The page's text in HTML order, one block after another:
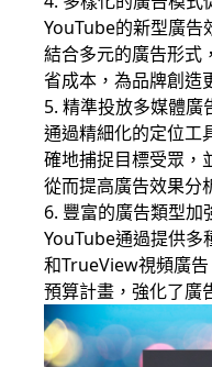
YouTube的新型廣
結合多元的廣告形式
省成本，為品牌創造
5. 精準投放多媒體廣
通過精細化的定位工
確地捕捉目標受眾，
從而提高廣告效果分
6. 豐富的廣告類型加
YouTube通過提供多
和TrueView視頻廣
預算計畫，強化了廣